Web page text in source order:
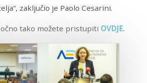
zaključio je Paolo Cesarini.
tako možete pristupiti OVDJE.